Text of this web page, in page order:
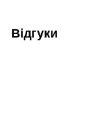
Відгуки